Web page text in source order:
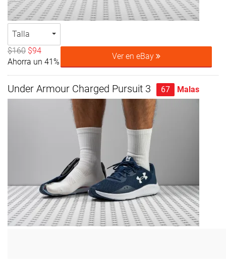
Talla
$160 $94
Ahorra un 41%
Ver en eBay
Under Armour Charged Pursuit 3 67 Malas